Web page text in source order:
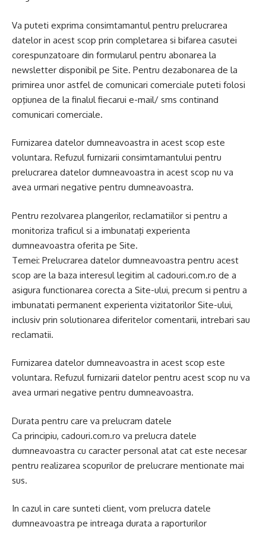
Va puteti exprima consimtamantul pentru prelucrarea
datelor in acest scop prin completarea si bifarea casutei
corespunzatoare din formularul pentru abonarea la
newsletter disponibil pe Site. Pentru dezabonarea de la
primirea unor astfel de comunicari comerciale puteti folosi
opţiunea de la finalul fiecarui e-mail/ sms continand
comunicari comerciale.
Furnizarea datelor dumneavoastra in acest scop este
voluntara. Refuzul furnizarii consimtamantului pentru
prelucrarea datelor dumneavoastra in acest scop nu va
avea urmari negative pentru dumneavoastra.
Pentru rezolvarea plangerilor, reclamatiilor si pentru a
monitoriza traficul si a imbunataţi experienta
dumneavoastra oferita pe Site.
Temei: Prelucrarea datelor dumneavoastra pentru acest
scop are la baza interesul legitim al cadouri.com.ro de a
asigura functionarea corecta a Site-ului, precum si pentru a
imbunatati permanent experienta vizitatorilor Site-ului,
inclusiv prin solutionarea diferitelor comentarii, intrebari sau
reclamatii.
Furnizarea datelor dumneavoastra in acest scop este
voluntara. Refuzul furnizarii datelor pentru acest scop nu va
avea urmari negative pentru dumneavoastra.
Durata pentru care va prelucram datele
Ca principiu, cadouri.com.ro va prelucra datele
dumneavoastra cu caracter personal atat cat este necesar
pentru realizarea scopurilor de prelucrare mentionate mai
sus.
In cazul in care sunteti client, vom prelucra datele
dumneavoastra pe intreaga durata a raporturilor